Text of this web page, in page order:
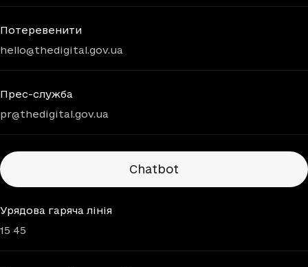
Потеревенити
hello@thedigital.gov.ua
Прес-служба
pr@thedigital.gov.ua
Chatbots
Chatbot
Урядова гаряча лінія
15 45